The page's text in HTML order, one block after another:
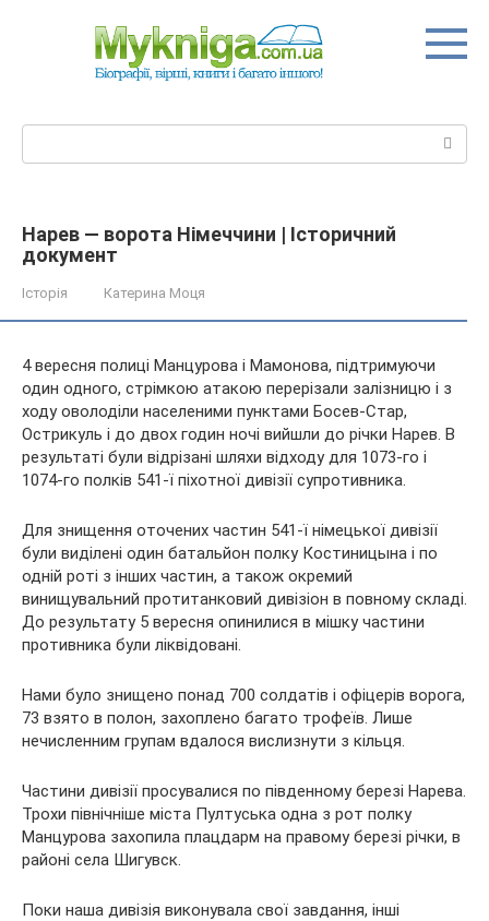
Нарев — ворота Німеччини | Історичний
документ
Історія Катерина Моця
4 вересня полиці Манцурова і Мамонова, підтримуючи
один одного, стрімкою атакою перерізали залізницю і з
ходу оволоділи населеними пунктами Босев-Стар,
Острикуль і до двох годин ночі вийшли до річки Нарев. В
результаті були відрізані шляхи відходу для 1073-го і
1074-го полків 541-ї піхотної дивізії супротивника.
Для знищення оточених частин 541-ї німецької дивізії
були виділені один батальйон полку Костиницына і по
одній роті з інших частин, а також окремий
винищувальний протитанковий дивізіон в повному складі.
До результату 5 вересня опинилися в мішку частини
противника були ліквідовані.
Нами було знищено понад 700 солдатів і офіцерів ворога,
73 взято в полон, захоплено багато трофеїв. Лише
нечисленним групам вдалося вислизнути з кільця.
Частини дивізії просувалися по південному березі Нарева.
Трохи північніше міста Пултуська одна з рот полку
Манцурова захопила плацдарм на правому березі річки, в
районі села Шигувск.
Поки наша дивізія виконувала свої завдання, інші